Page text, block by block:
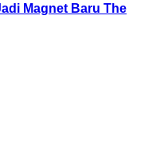
Magnet Baru The